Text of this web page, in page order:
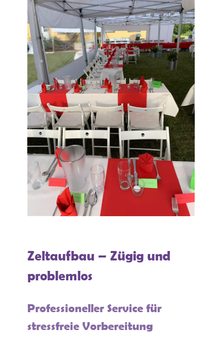
Zeltaufbau – Zügig und
problemlos
Professioneller Service für
stressfreie Vorbereitung